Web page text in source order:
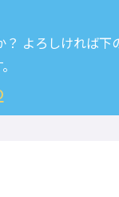
よろしければ下